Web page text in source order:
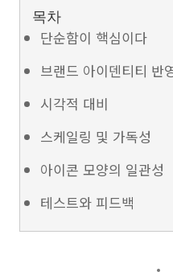
목차
단순함이 핵심이다
브랜드 아이덴티티 반
시각적 대비
스케일링 및 가독성
아이콘 모양의 일관성
테스트와 피드백